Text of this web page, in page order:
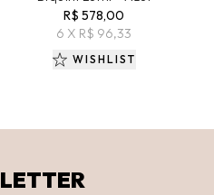
R$ 578,00
6 X R$ 96,33
WISHLIST